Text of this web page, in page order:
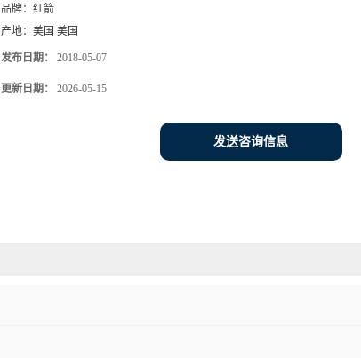
品牌： 红箭
产地： 美国 美国
发布日期： 2018-05-07
更新日期： 2026-05-15
发送咨询信息